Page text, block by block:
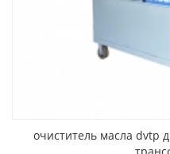
очиститель масла dvtp